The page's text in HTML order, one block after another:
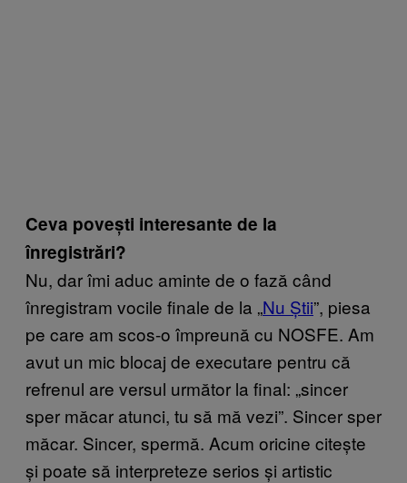
Ceva povești interesante de la
înregistrări?
Nu, dar îmi aduc aminte de o fază când
înregistram vocile finale de la „Nu Știi”, piesa
pe care am scos-o împreună cu NOSFE. Am
avut un mic blocaj de executare pentru că
refrenul are versul următor la final: „sincer
sper măcar atunci, tu să mă vezi”. Sincer sper
măcar. Sincer, spermă. Acum oricine citește
și poate să interpreteze serios și artistic